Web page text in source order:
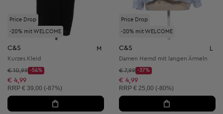
Price Drop
-20% mit WELCOME
C&S M
Kurzes Kleid
Startpreis:
€ 10,99
Discount Price:
-54%
Reduzierter Preis:
€ 4,99
Unverbindliche Preisempfehlung:
RRP € 39,00 (-87%)
Price Drop
-20% mit WELCOME
C&S L
Damen Hemd mit langen Ärmeln
Startpreis:
€ 7,99
Discount Price:
-37%
Reduzierter Preis:
€ 4,99
Unverbindliche Preisempfehlung:
RRP € 25,00 (-80%)